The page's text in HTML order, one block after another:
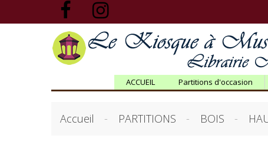
ACCUEIL Partitions d'occasion
Accueil PARTITIONS BOIS